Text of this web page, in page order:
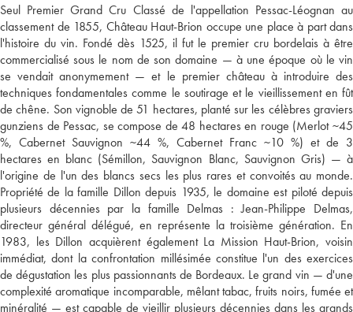
Seul Premier Grand Cru Classé de l'appellation Pessac-Léognan au
classement de 1855, Château Haut-Brion occupe une place à part dans
l'histoire du vin. Fondé dès 1525, il fut le premier cru bordelais à être
commercialisé sous le nom de son domaine — à une époque où le vin
se vendait anonymement — et le premier château à introduire des
techniques fondamentales comme le soutirage et le vieillissement en fût
de chêne. Son vignoble de 51 hectares, planté sur les célèbres graviers
gunziens de Pessac, se compose de 48 hectares en rouge (Merlot ~45
%, Cabernet Sauvignon ~44 %, Cabernet Franc ~10 %) et de 3
hectares en blanc (Sémillon, Sauvignon Blanc, Sauvignon Gris) — à
l'origine de l'un des blancs secs les plus rares et convoités au monde.
Propriété de la famille Dillon depuis 1935, le domaine est piloté depuis
plusieurs décennies par la famille Delmas : Jean-Philippe Delmas,
directeur général délégué, en représente la troisième génération. En
1983, les Dillon acquièrent également La Mission Haut-Brion, voisin
immédiat, dont la confrontation millésimée constitue l'un des exercices
de dégustation les plus passionnants de Bordeaux. Le grand vin — d'une
complexité aromatique incomparable, mêlant tabac, fruits noirs, fumée et
minéralité — est capable de vieillir plusieurs décennies dans les grands